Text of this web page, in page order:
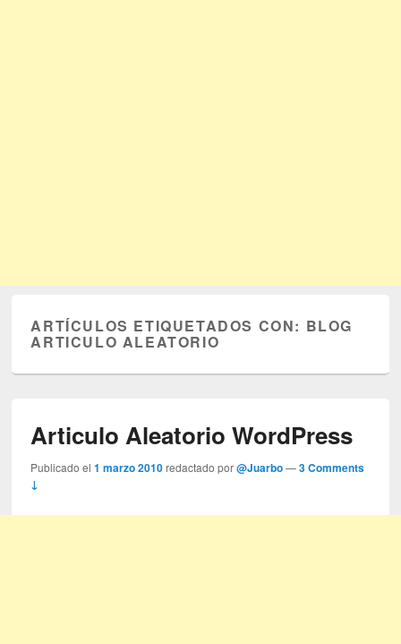
ARTÍCULOS ETIQUETADOS CON: BLOG
ARTICULO ALEATORIO
Articulo Aleatorio WordPress
Publicado el1 marzo 2010 redactado por@Juarbo —3 Comments
↓